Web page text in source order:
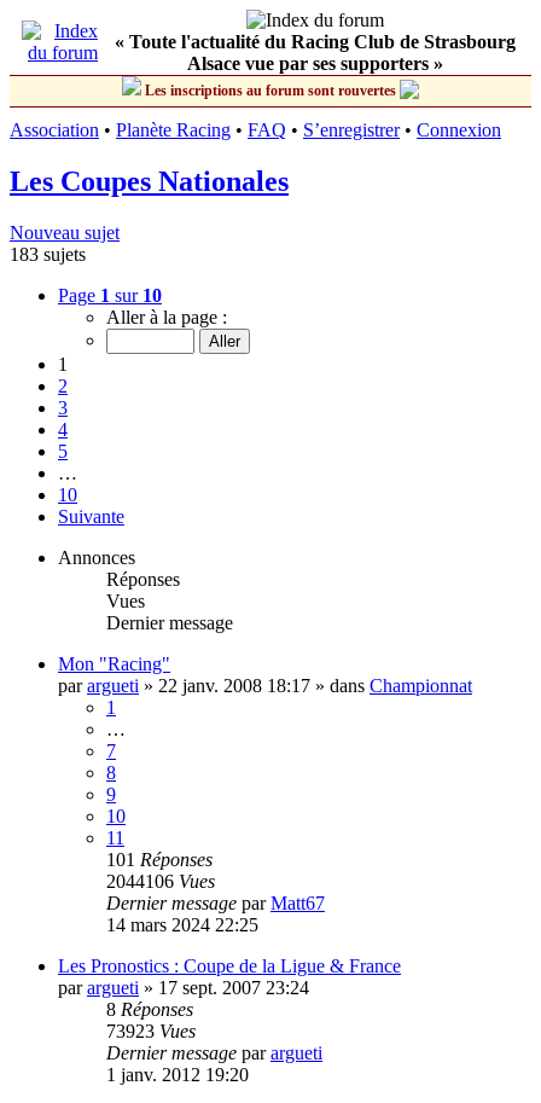
« Toute l'actualité du Racing Club de Strasbourg
Alsace vue par ses supporters »
Les inscriptions au forum sont rouvertes
Association • Planète Racing • FAQ • S’enregistrer• Connexion
Les Coupes Nationales
Nouveau sujet
183 sujets
Page 1 sur 10
Aller à la page :
1
2
3
4
5
…
10
Suivante
Annonces
Réponses
Vues
Dernier message
Mon "Racing"
parargueti » 22 janv. 2008 18:17 » dans Championnat
1
…
7
8
9
10
11
101 Réponses
2044106 Vues
Dernier message parMatt67
14 mars 2024 22:25
Les Pronostics : Coupe de la Ligue & France
parargueti » 17 sept. 2007 23:24
8 Réponses
73923 Vues
Dernier message parargueti
1 janv. 2012 19:20